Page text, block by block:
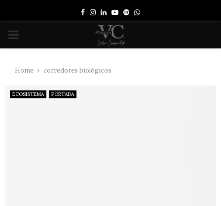
Facebook
Instagram
LinkedinYoutube
SpotifyWhatsapp
PRIMARY
Home corredores biológicos
ECOSISTEMA PORTADA